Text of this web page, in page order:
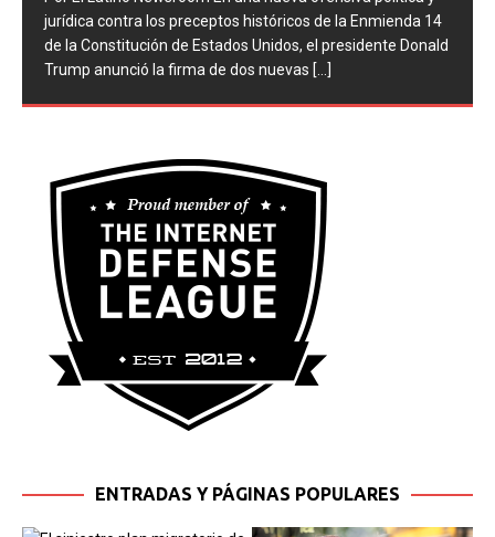
jurídica contra los preceptos históricos de la Enmienda 14
de la Constitución de Estados Unidos, el presidente Donald
Trump anunció la firma de dos nuevas [...]
ENTRADAS Y PÁGINAS POPULARES